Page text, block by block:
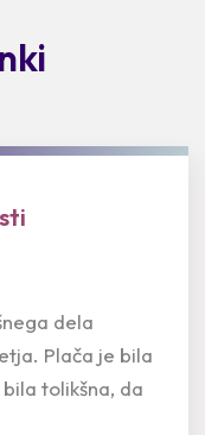
dela
Plača je bila
tolikšna, da